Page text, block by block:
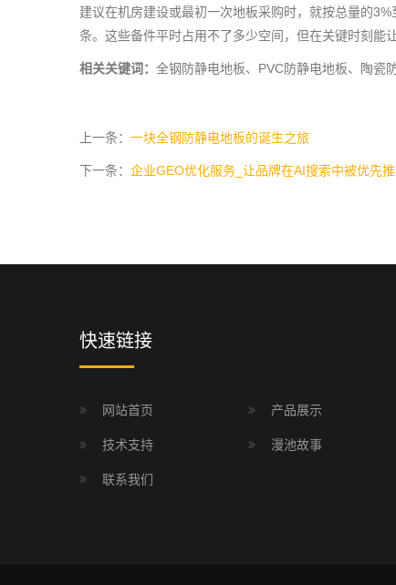
建议在机房建设或最初一次地板采购时，就按总量的
条。这些备件平时占用不了多少空间，但在关键时刻能
相关关键词： 全钢防静电地板、PVC防静电地板、陶瓷
上一条： 一块全钢防静电地板的诞生之旅
下一条： 企业GEO优化服务_让品牌在AI搜索中被优先
快速链接
网站首页 产品展示
技术支持 漫池故事
联系我们